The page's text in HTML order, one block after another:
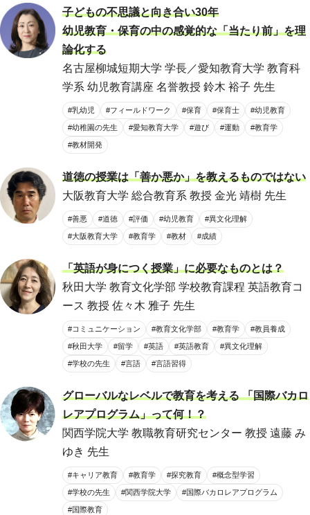
子どもの不思議と向き合い30年
幼児教育・保育の中の感覚的な「当たり前」を理
論化する
名古屋柳城短期大学 学長／愛知教育大学 教育科
学系 幼児教育講座 名誉教授 鈴木 裕子 先生
#乳幼児 #フィールドワーク #保育 #保育士 #幼児教育
#幼稚園の先生 #愛知教育大学 #遊び #運動 #教育学
#教材開発
道徳の授業は「善か悪か」を教えるものではない
大阪教育大学 総合教育系 教授 金光 靖樹 先生
#善悪 #道徳 #評価 #幼児教育 #異文化理解
#大阪教育大学 #教育学 #教材 #成績
「英語が身につく授業」に必要なものとは？
秋田大学 教育文化学部 学校教育課程 英語教育コ
ース 教授 佐々木 雅子 先生
#コミュニケーション #教育文化学部 #教育学 #教員養成
#秋田大学 #留学 #英語 #英語教育 #異文化理解
#学校の先生 #言語 #言語習得
グローバルなレベルで教育を考える 「国際バカロ
レアプログラム」って何！？
関西学院大学 教職教育研究センター 教授 遠藤 み
ゆき 先生
#キャリア教育 #教育学 #探究教育 #概念型学習
#学校の先生 #関西学院大学 #国際バカロレアプログラム
#国際教育